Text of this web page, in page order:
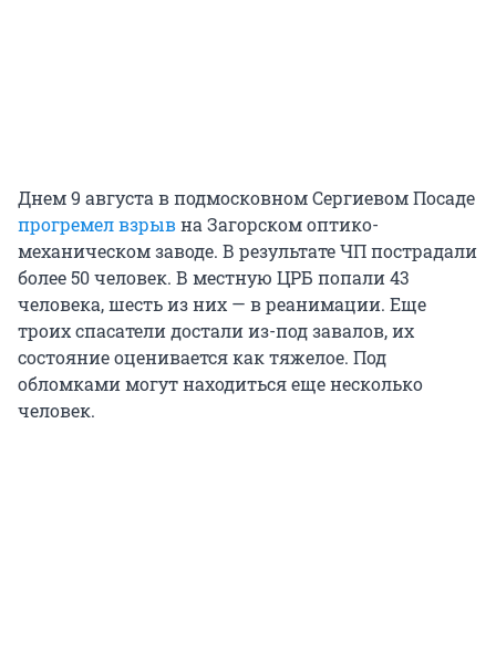
Днем 9 августа в подмосковном Сергиевом Посаде
прогремел взрывна Загорском оптико-
механическом заводе. В результате ЧП пострадали
более 50 человек. В местную ЦРБ попали 43
человека, шесть из них — в реанимации. Еще
троих спасатели достали из-под завалов, их
состояние оценивается как тяжелое. Под
обломками могут находиться еще несколько
человек.